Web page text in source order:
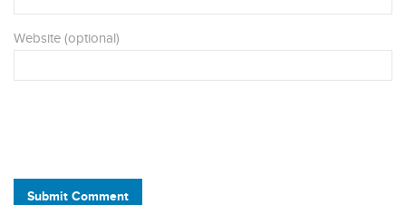
Website (optional)
Submit Comment